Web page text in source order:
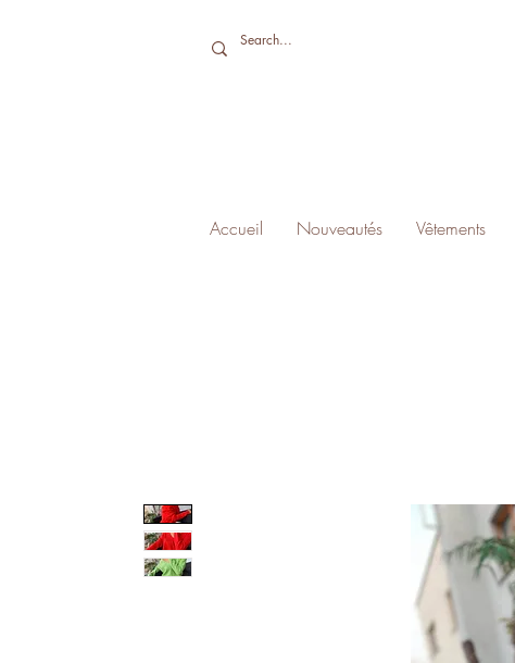
Accueil Nouveautés Vêtements